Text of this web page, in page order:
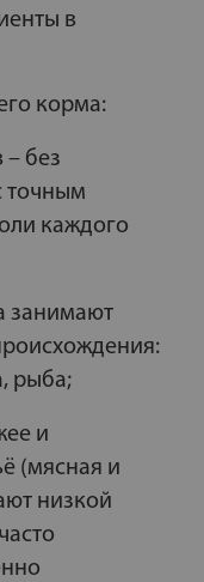
в
корма:
– без
точным
каждого
занимают
рыба;
и
(мясная и
низкой